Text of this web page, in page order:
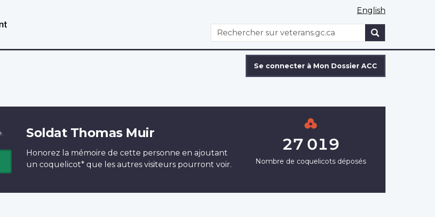
English
WxT
Search
Rechercher
Se connecter à Mon Dossier ACC
Soldat Thomas Muir
Honorez la mémoire de cette personne en ajoutant
un coquelicot* que les autres visiteurs pourront voir.
27 019
Nombre de coquelicots déposés